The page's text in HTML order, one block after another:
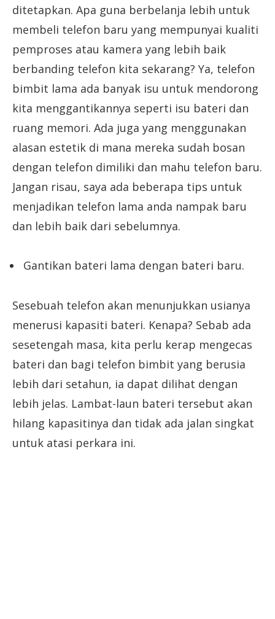
ditetapkan. Apa guna berbelanja lebih untuk
membeli telefon baru yang mempunyai kualiti
pemproses atau kamera yang lebih baik
berbanding telefon kita sekarang? Ya, telefon
bimbit lama ada banyak isu untuk mendorong
kita menggantikannya seperti isu bateri dan
ruang memori. Ada juga yang menggunakan
alasan estetik di mana mereka sudah bosan
dengan telefon dimiliki dan mahu telefon baru.
Jangan risau, saya ada beberapa tips untuk
menjadikan telefon lama anda nampak baru
dan lebih baik dari sebelumnya.
Gantikan bateri lama dengan bateri baru.
Sesebuah telefon akan menunjukkan usianya
menerusi kapasiti bateri. Kenapa? Sebab ada
sesetengah masa, kita perlu kerap mengecas
bateri dan bagi telefon bimbit yang berusia
lebih dari setahun, ia dapat dilihat dengan
lebih jelas. Lambat-laun bateri tersebut akan
hilang kapasitinya dan tidak ada jalan singkat
untuk atasi perkara ini.